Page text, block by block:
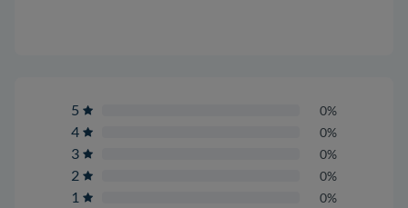
5 0%
4 0%
3 0%
2 0%
1 0%